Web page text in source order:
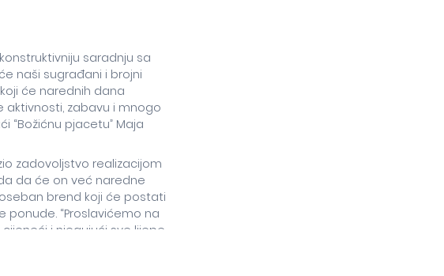
saradnju sa
naši sugrađani i brojni
će narednih dana
zabavu i mnogo
“Božićnu pjacetu” Maja
zadovoljstvo realizacijom
da će on već naredne
brend koji će postati
“Proslavićemo na
i njegujući sve lijepe